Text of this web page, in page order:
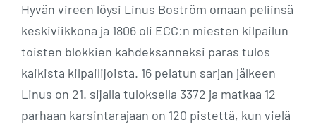
Hyvän vireen löysi Linus Boström omaan peliinsä
keskiviikkona ja 1806 oli ECC:n miesten kilpailun
toisten blokkien kahdeksanneksi paras tulos
kaikista kilpailijoista. 16 pelatun sarjan jälkeen
Linus on 21. sijalla tuloksella 3372 ja matkaa 12
parhaan karsintarajaan on 120 pistettä, kun vielä